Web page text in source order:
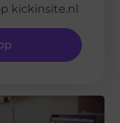
kickinsite.nl